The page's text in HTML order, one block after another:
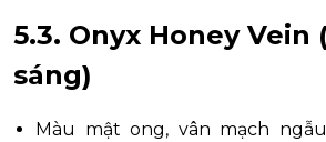
5.3. Onyx Honey Vein
sáng)
Màu mật ong, vân mạch